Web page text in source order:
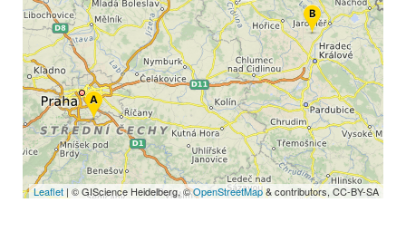
Leaflet | © GIScience Heidelberg, ©OpenStreetMap& contributors, CC-BY-SA